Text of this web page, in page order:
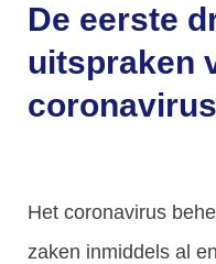
De eerste
uitspraken
coronavirus
Het coronavirus
zaken inmiddels al